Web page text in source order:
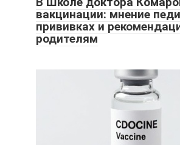
вакцинации: мнение
прививках и
родителям